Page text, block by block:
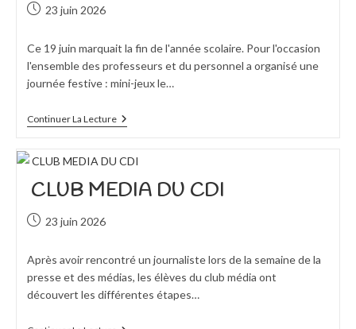
Publication
23 juin 2026
Ce 19 juin marquait la fin de l'année scolaire. Pour l'occasion
l'ensemble des professeurs et du personnel a organisé une
journée festive : mini-jeux le…
Continuer La LectureLa
Journée
CLUB MEDIA DU CDI
Publication
23 juin 2026
Après avoir rencontré un journaliste lors de la semaine de la
presse et des médias, les élèves du club média ont
découvert les différentes étapes…